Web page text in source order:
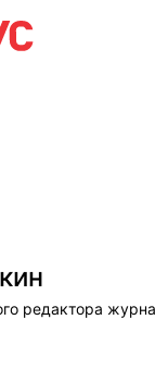
редактора